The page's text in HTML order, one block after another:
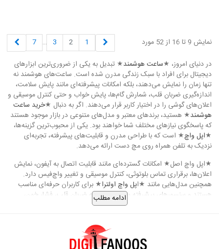
نمایش 9 تا 16 از 52 مورد 1
2
3
…
7
در دنیای امروز، ★ساعت هوشمند★ تبدیل به یکی از ضروری‌ترین ابزارهای
دیجیتال برای افراد با سبک زندگی مدرن شده است. ساعت‌های هوشمند نه
تنها زمان را نمایش می‌دهند، بلکه امکانات پیشرفته‌ای مانند پایش سلامت،
اندازه‌گیری ضربان قلب، شمارش گام‌ها، پایش خواب و حتی کنترل موسیقی و
اعلان‌های گوشی را در اختیار کاربر قرار می‌دهند. اگر به دنبال ★خرید ساعت
هوشمند★ هستید، برندهای معتبر و مدل‌های متنوعی در بازار موجود هستند
که پاسخگوی نیازهای مختلف شما خواهند بود. یکی از محبوب‌ترین گزینه‌ها،
★اپل واچ★ است که با طراحی مدرن و قابلیت‌های پیشرفته، تجربه‌ای
نزدیک به تلفن همراه روی مچ دست ارائه می‌دهد.
★اپل واچ اصل★ امکانات گسترده‌ای مانند قابلیت اتصال به آیفون، نمایش
اعلان‌ها، برقراری تماس بلوتوثی، کنترل موسیقی و تغییر واچ‌فیس دارد.
همچنین مدل‌هایی مانند ★اپل واچ اولترا★ برای کاربران حرفه‌ای مناسب
هستند و سنسورهای پیشرفته سلامتی از جمله ضربان قلب، فشار خون،
اکسیژن خون و پایش خواب را ارائه می‌کنند. این ویژگی‌ها باعث شده‌اند که
کاربری مشابه با نسخه اصلی و با قیمت مناسب فراهم می‌کند.
برای هدیه دادن و ست کردن با سایر محصولات دیجیتال، ★
ادامه مطلب